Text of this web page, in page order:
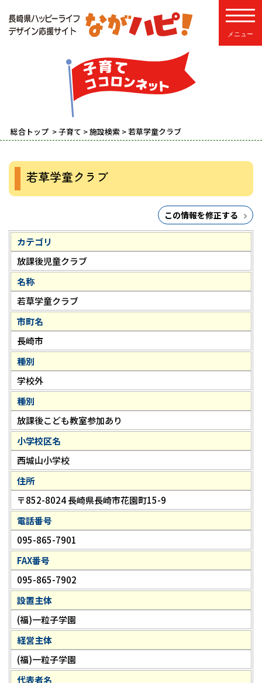
総合トップ >子育て >施設検索 > 若草学童クラブ
若草学童クラブ
この情報を修正する
カテゴリ
放課後児童クラブ
名称
若草学童クラブ
市町名
長崎市
種別
学校外
種別
放課後こども教室参加あり
小学校区名
西城山小学校
住所
〒852-8024 長崎県長崎市花園町15-9
電話番号
095-865-7901
FAX番号
095-865-7902
設置主体
(福)一粒子学園
経営主体
(福)一粒子学園
代表者名